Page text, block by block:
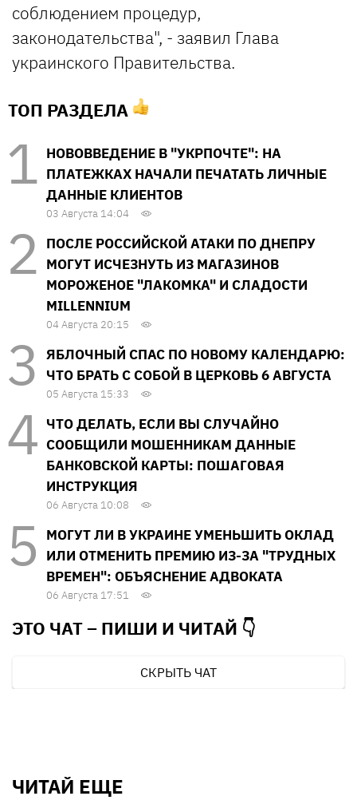
соблюдением процедур,
законодательства", - заявил Глава
украинского Правительства.
ТОП РАЗДЕЛА
НОВОВВЕДЕНИЕ В "УКРПОЧТЕ": НА
ПЛАТЕЖКАХ НАЧАЛИ ПЕЧАТАТЬ ЛИЧНЫЕ
ДАННЫЕ КЛИЕНТОВ
03 Августа 14:04
ПОСЛЕ РОССИЙСКОЙ АТАКИ ПО ДНЕПРУ
МОГУТ ИСЧЕЗНУТЬ ИЗ МАГАЗИНОВ
МОРОЖЕНОЕ "ЛАКОМКА" И СЛАДОСТИ
MILLENNIUM
04 Августа 20:15
ЯБЛОЧНЫЙ СПАС ПО НОВОМУ КАЛЕНДАРЮ:
ЧТО БРАТЬ С СОБОЙ В ЦЕРКОВЬ 6 АВГУСТА
05 Августа 15:33
ЧТО ДЕЛАТЬ, ЕСЛИ ВЫ СЛУЧАЙНО
СООБЩИЛИ МОШЕННИКАМ ДАННЫЕ
БАНКОВСКОЙ КАРТЫ: ПОШАГОВАЯ
ИНСТРУКЦИЯ
06 Августа 10:08
МОГУТ ЛИ В УКРАИНЕ УМЕНЬШИТЬ ОКЛАД
ИЛИ ОТМЕНИТЬ ПРЕМИЮ ИЗ-ЗА "ТРУДНЫХ
ВРЕМЕН": ОБЪЯСНЕНИЕ АДВОКАТА
06 Августа 17:51
ЭТО ЧАТ – ПИШИ И ЧИТАЙ 👇
СКРЫТЬ ЧАТ
ЧИТАЙ ЕЩЕ